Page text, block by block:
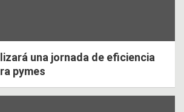
una jornada de eficiencia
pymes